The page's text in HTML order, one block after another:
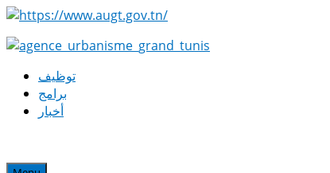
توظيف
برامج
أخبار